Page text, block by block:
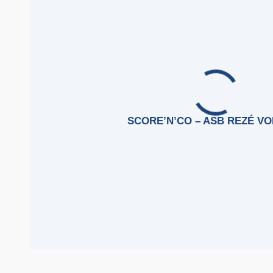
SCORE’N’CO – ASB REZÉ